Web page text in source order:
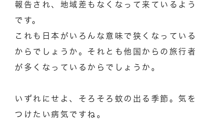
報告され、地域差もなくなって来ているよう
です。
これも日本がいろんな意味で狭くなっている
からでしょうか。それとも他国からの旅行者
が多くなっているからでしょうか。
いずれにせよ、そろそろ蚊の出る季節。気を
つけたい病気ですね。